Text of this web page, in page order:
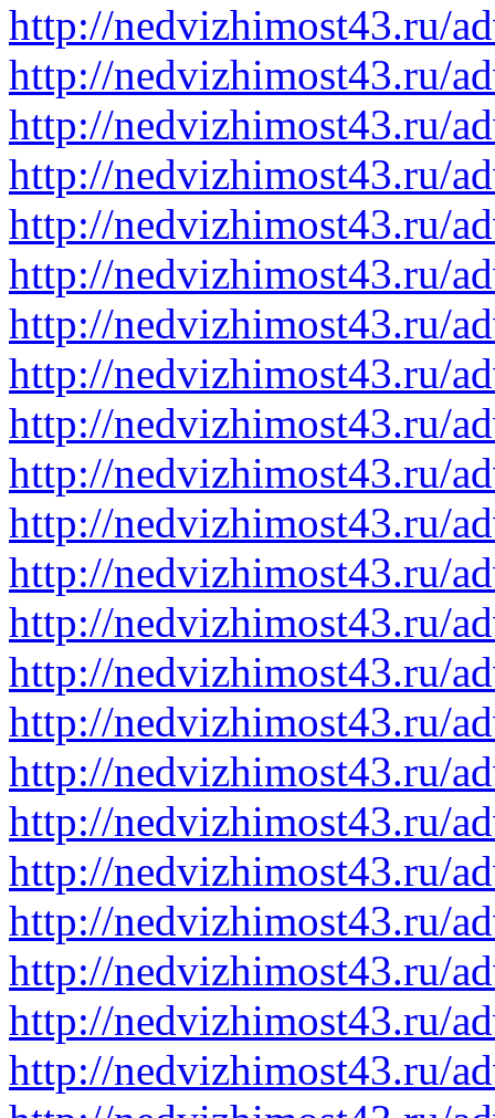
http://nedvizhimost43.ru/
http://nedvizhimost43.ru/
http://nedvizhimost43.ru/
http://nedvizhimost43.ru/
http://nedvizhimost43.ru/
http://nedvizhimost43.ru/
http://nedvizhimost43.ru/
http://nedvizhimost43.ru/
http://nedvizhimost43.ru/
http://nedvizhimost43.ru/
http://nedvizhimost43.ru/
http://nedvizhimost43.ru/
http://nedvizhimost43.ru/
http://nedvizhimost43.ru/
http://nedvizhimost43.ru/
http://nedvizhimost43.ru/
http://nedvizhimost43.ru/
http://nedvizhimost43.ru/
http://nedvizhimost43.ru/
http://nedvizhimost43.ru/
http://nedvizhimost43.ru/
http://nedvizhimost43.ru/